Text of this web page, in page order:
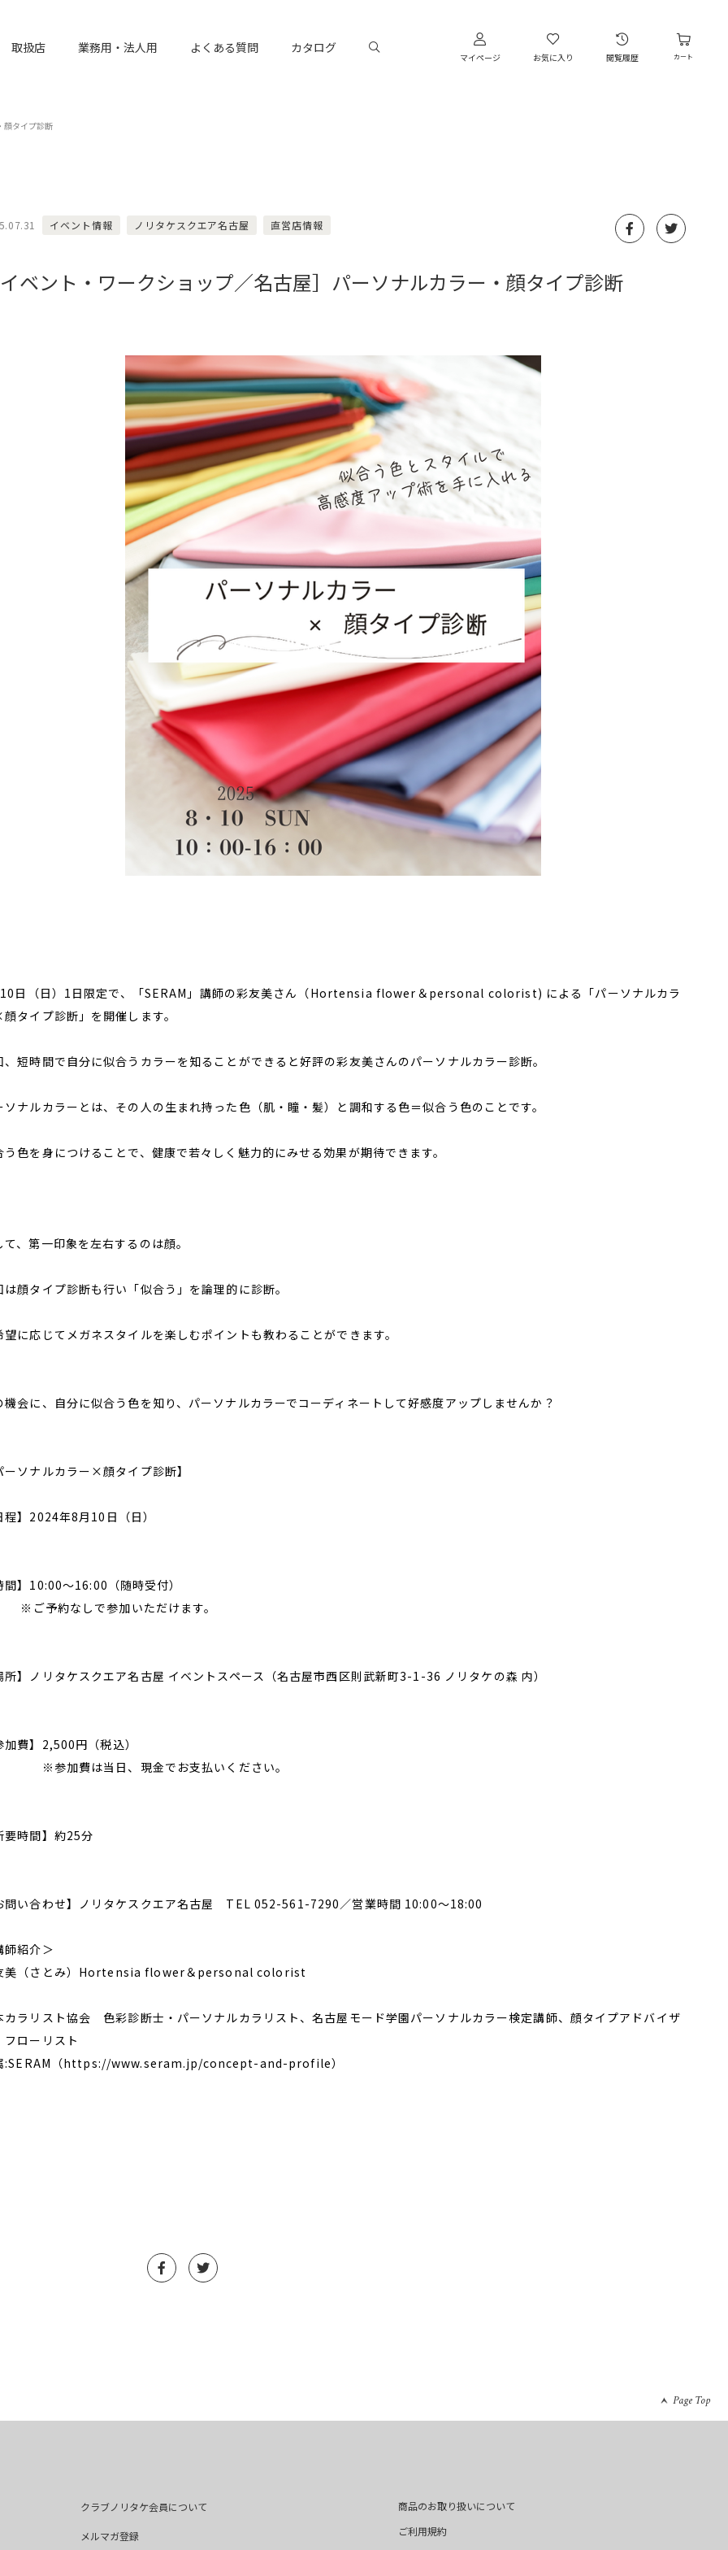
取扱店 業務用・法人用 よくある質問 カタログ
マイページ お気に入り 閲覧履歴 カート
顔タイプ診断
イベント情報 ノリタケスクエア名古屋 直営店情報
イベント・ワークショップ／名古屋］パーソナルカラー・顔タイプ診断
日（日）1日限定で、「SERAM」講師の彩友美さん（Hortensia flower＆personal colorist) による「パーソナルカラ
タイプ診断」を開催します。
、短時間で自分に似合うカラーを知ることができると好評の彩友美さんのパーソナルカラー診断。
ソナルカラーとは、その人の生まれ持った色（肌・瞳・髪）と調和する色＝似合う色のことです。
う色を身につけることで、健康で若々しく魅力的にみせる効果が期待できます。
て、第一印象を左右するのは顔。
は顔タイプ診断も行い「似合う」を論理的に診断。
望に応じてメガネスタイルを楽しむポイントも教わることができます。
機会に、自分に似合う色を知り、パーソナルカラーでコーディネートして好感度アップしませんか？
ーソナルカラー×顔タイプ診断】
程】2024年8月10日（日）
間】10:00～16:00（随時受付）
予約なしで参加いただけます。
所】ノリタケスクエア名古屋 イベントスペース（名古屋市西区則武新町3-1-36 ノリタケの森 内）
加費】2,500円（税込）
加費は当日、現金でお支払いください。
所要時間】約25分
問い合わせ】ノリタケスクエア名古屋 TEL 052-561-7290／営業時間 10:00〜18:00
師紹介＞
美（さとみ）Hortensia flower＆personal colorist
カラリスト協会 色彩診断士・パーソナルカラリスト、名古屋モード学園パーソナルカラー検定講師、顔タイプアドバイザ
フローリスト
:SERAM（https://www.seram.jp/concept-and-profile）
Page Top
クラブノリタケ会員について
メルマガ登録
商品のお取り扱いについて
ご利用規約